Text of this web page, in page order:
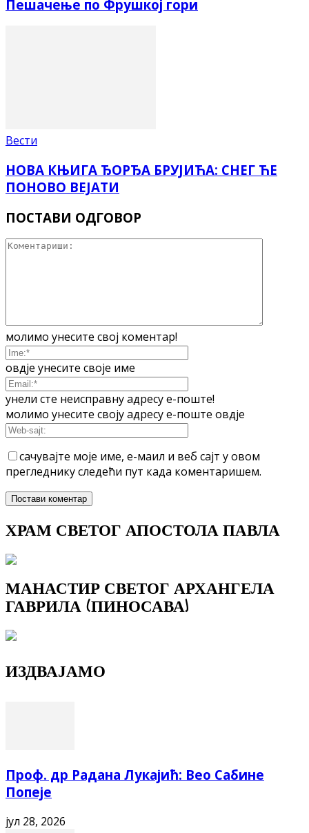
Пешачење по Фрушкој гори
Вести
НОВА КЊИГА ЂОРЂА БРУЈИЋА: СНЕГ ЋЕ
ПОНОВО ВЕЈАТИ
ПОСТАВИ ОДГОВОР
молимо унесите свој коментар!
овдје унесите своје име
унели сте неисправну адресу е-поште!
молимо унесите своју адресу е-поште овдје
сачувајте моје име, е-маил и веб сајт у овом
прегледнику следећи пут када коментаришем.
ХРАМ СВЕТОГ АПОСТОЛА ПАВЛА
МАНАСТИР СВЕТОГ АРХАНГЕЛА
ГАВРИЛА (ПИНОСАВА)
ИЗДВАЈАМО
Проф. др Радана Лукајић: Вео Сабине
Попеје
јул 28, 2026